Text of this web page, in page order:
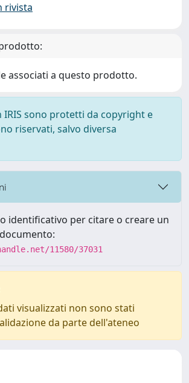
rivista
associati a questo prodotto.
IRIS sono protetti da copyright e
riservati, salvo diversa
identificativo per citare o creare un
11580/37031
visualizzati non sono stati
da parte dell'ateneo